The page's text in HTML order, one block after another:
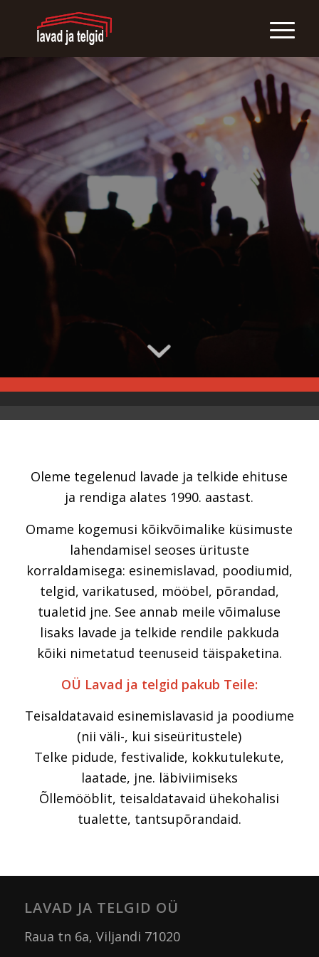
LAVAD JA TELGID
Paigaldame üritustele lavasid,
telke, mööblit, WC-sid jne.
Hinnakiri Võta ühendust
Oleme tegelenud lavade ja telkide ehituse
ja rendiga alates 1990. aastast.
Omame kogemusi kõikvõimalike küsimuste
lahendamisel seoses ürituste
korraldamisega: esinemislavad, poodiumid,
telgid, varikatused, mööbel, põrandad,
tualetid jne. See annab meile võimaluse
lisaks lavade ja telkide rendile pakkuda
kõiki nimetatud teenuseid täispaketina.
OÜ Lavad ja telgid pakub Teile:
Teisaldatavaid esinemislavasid ja poodiume
(nii väli-, kui siseüritustele)
Telke pidude, festivalide, kokkutulekute,
laatade, jne. läbiviimiseks
Õllemööblit, teisaldatavaid ühekohalisi
tualette, tantsupõrandaid.
LAVAD JA TELGID OÜ
Raua tn 6a, Viljandi 71020